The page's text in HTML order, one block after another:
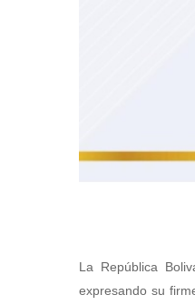
La República
expresando su